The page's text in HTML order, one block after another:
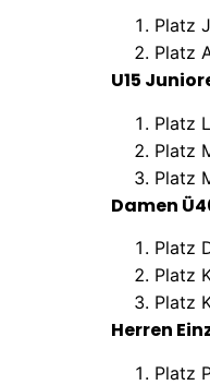
Platz
Platz
U15
Platz
Platz
Platz
Damen
Platz
Platz
Platz
Herren
Platz